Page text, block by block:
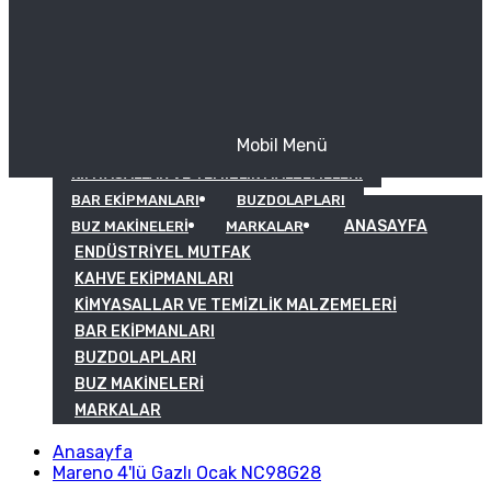
KIMYASALLAR VE TEMIZLIK MALZEMELERI
BAR EKIPMANLARI
BUZDOLAPLARI
BUZ MAKINELERI
MARKALAR
Mobil Menü
ANASAYFA
ENDÜSTRIYEL MUTFAK
KAHVE EKIPMANLARI
KIMYASALLAR VE TEMIZLIK MALZEMELERI
BAR EKIPMANLARI
BUZDOLAPLARI
BUZ MAKINELERI
MARKALAR
Anasayfa
Mareno 4'lü Gazlı Ocak NC98G28